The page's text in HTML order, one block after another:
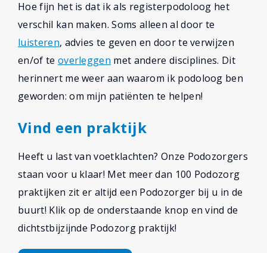
Hoe fijn het is dat ik als registerpodoloog het
verschil kan maken. Soms alleen al door te
luisteren, advies te geven en door te verwijzen
en/of te overleggen met andere disciplines. Dit
herinnert me weer aan waarom ik podoloog ben
geworden: om mijn patiënten te helpen!
Vind een praktijk
Heeft u last van voetklachten? Onze Podozorgers
staan voor u klaar! Met meer dan 100 Podozorg
praktijken zit er altijd een Podozorger bij u in de
buurt! Klik op de onderstaande knop en vind de
dichtstbijzijnde Podozorg praktijk!